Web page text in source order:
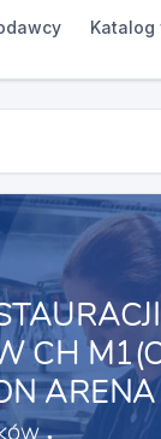
Katalog
CH